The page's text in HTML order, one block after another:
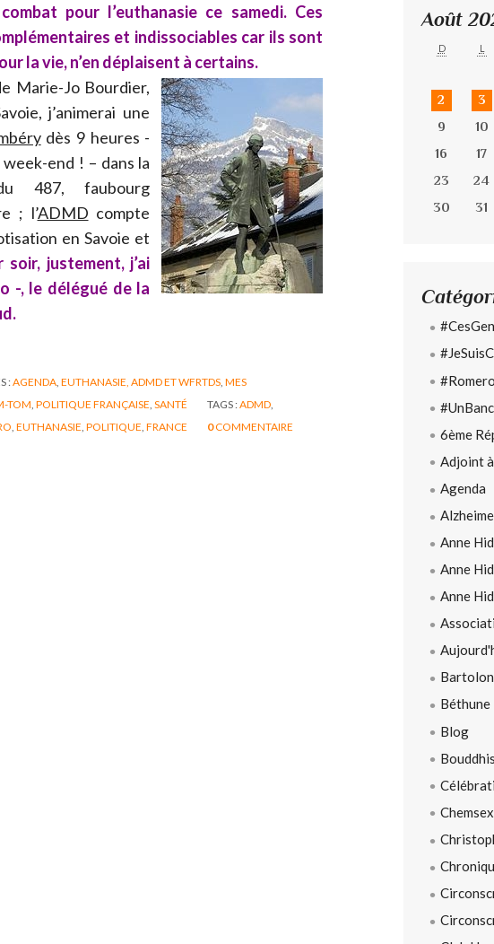
pour l’euthanasie ce samedi. Ces
et indissociables car ils sont
la vie, n’en déplaisent à certains.
Marie-Jo Bourdier,
j’animerai une
dès 9 heures -
end ! – dans la
487, faubourg
; l’ADMD compte
en Savoie et
soir, justement, j’ai
-, le délégué de la
:AGENDA EUTHANASIE, ADMD ET WFRTDS MES
TOM POLITIQUE FRANÇAISE SANTÉ TAGS :ADMD
EUTHANASIE POLITIQUE FRANCE 0COMMENTAIRE
Août
D L
2
3
9
10
16
17
23
24
30
31
6ème
Adjoint
Agenda
Anne
Anne
Anne
Béthune
Blog
Chemsex